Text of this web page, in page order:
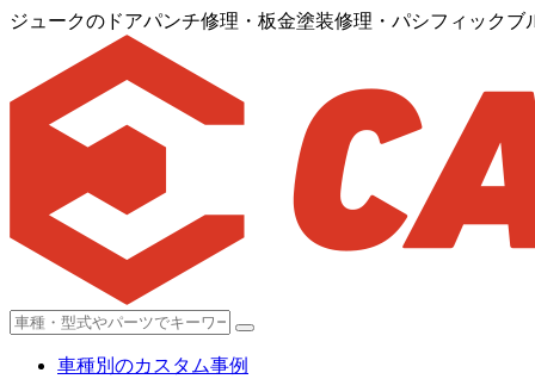
ジュークのドアパンチ修理・板金塗装修理・パシフィック
車種別のカスタム事例